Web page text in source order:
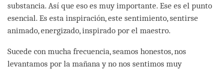
substancia. Así que eso es muy importante. Ese es el punto
esencial. Es esta inspiración, este sentimiento, sentirse
animado, energizado, inspirado por el maestro.
Sucede con mucha frecuencia, seamos honestos, nos
levantamos por la mañana y no nos sentimos muy